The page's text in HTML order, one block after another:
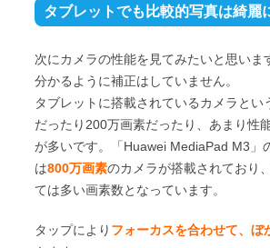
タブレットでも比較的写真は綺麗
次にカメラの性能を見てみたいと思いま
分かるように補正はしていません。
タブレットに搭載されているカメラとい
だったり200万画素だったり、あまり性
が多いです。「Huawei MediaPad M3」
は800万画素のカメラが搭載されており
ては多い画素数となっています。
タップにより フォーカスを合わせて、ぼ